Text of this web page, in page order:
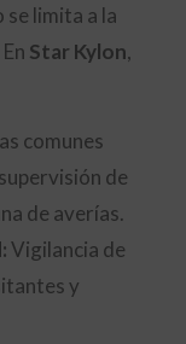
se limita a la
Star Kylon,
comunes
de
de averías.
Vigilancia de
y